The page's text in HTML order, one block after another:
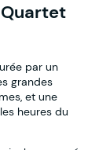
par un
grandes
et une
heures du